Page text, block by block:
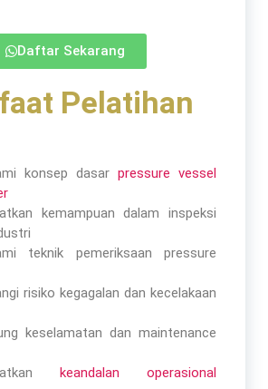
Daftar Sekarang
Pelatihan​
konsep dasar pressure vessel
kemampuan dalam inspeksi
teknik pemeriksaan pressure
risiko kegagalan dan kecelakaan
keselamatan dan maintenance
keandalan operasional